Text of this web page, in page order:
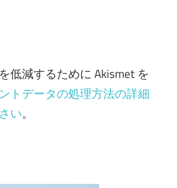
低減するために Akismet を
トデータの処理方法の詳細
い。